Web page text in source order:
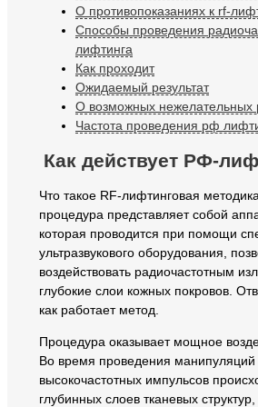
О противопоказаниях к rf-
Способы проведения
лифтинга
Как проходит
Ожидаемый результат
О возможных нежелательных
Частота проведения рф
Как действует РФ-
Что такое RF-лифтинговая
процедура представляет собой
которая проводится при помощи
ультразвукового оборудования,
воздействовать радиочастотным
глубокие слои кожных покровов.
как работает метод.
Процедура оказывает мощное
Во время проведения
высокочастотных импульсов
глубинных слоев тканевых